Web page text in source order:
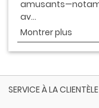
SERVICE À LA CLIENTÈLE